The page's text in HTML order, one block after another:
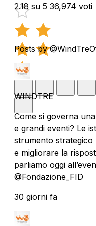
2.18 su 5 36,974 voti
Posts by
WINDTRE
Come si governa
e grandi eventi? Le
strumento
e migliorare la
parliamo oggi
@Fondazione_FID
30 giorni fa